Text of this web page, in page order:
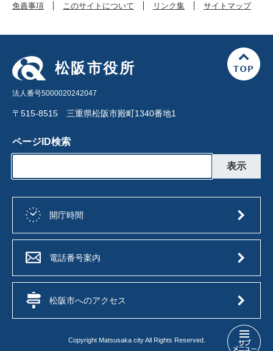
ま
免責事項 このサイトについて リンク集 サイトマップ
松阪市役所
法人番号5000020242047
〒515-8515 三重県松阪市殿町1340番地1
ページID検索
開庁時間
電話番号案内
松阪市へのアクセス
Copyright Matsusaka city All Rights Reserved.